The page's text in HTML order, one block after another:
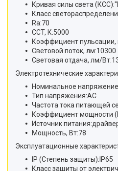
Кривая силы света
Класс
Ra:70
CCT, К:5000
Коэффициент пульсации,
Световой поток, лм:10300
Световая отдача, лм/
Электротехнические
Номинальное
Тип напряжения:AC
Частота тока питающей
Коэффициент мощности
Источник
Мощность, Вт:78
Эксплуатационные
IP (Степень защиты):IP65
Класс защиты от